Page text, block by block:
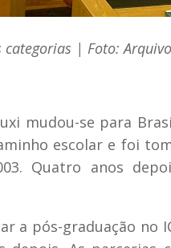
categorias | Foto:
mudou-se para
escolar e foi
Quatro anos
a pós-graduação no